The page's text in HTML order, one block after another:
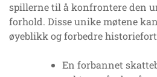
spillerne til å konfrontere den
forhold. Disse unike møtene
øyeblikk og forbedre
En forbannet